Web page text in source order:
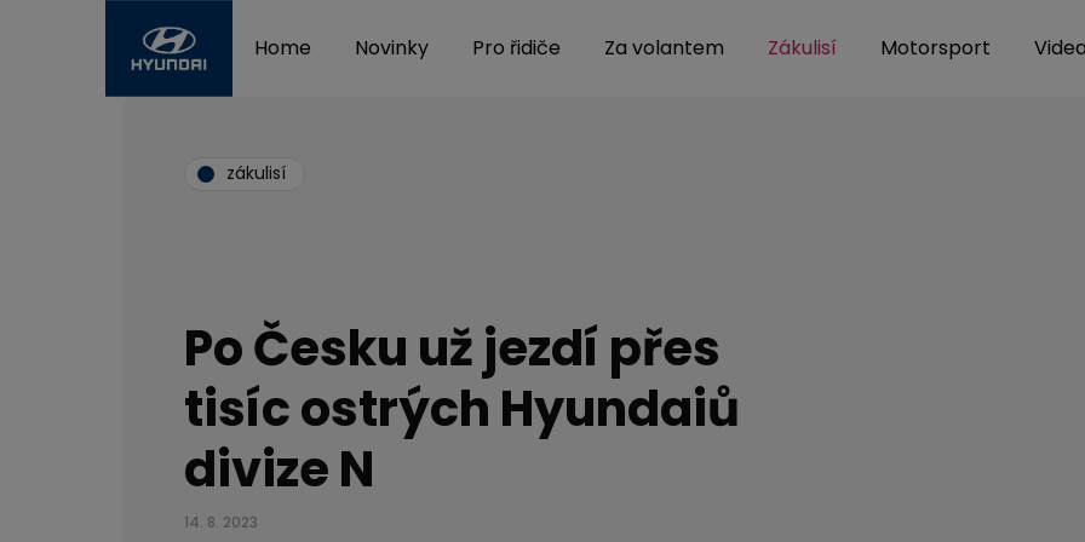
Home Novinky Pro řidiče Za volantem Zákulisí Motorsport
zákulisí
Po Česku už jezdí přes
tisíc ostrých Hyundaiů
divize N
14. 8. 2023